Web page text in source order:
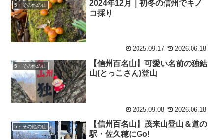
5・その他の山
2024年12月｜初冬の信州でキノ
コ採り
2025.09.17 2026.06.18
5・その他の山
【信州百名山】可愛い名前の独鈷
山(とっこさん)登山
2025.09.08 2026.06.18
5・その他の山
【信州百名山】茂来山登山＆道の
駅・佐久穂にGo!